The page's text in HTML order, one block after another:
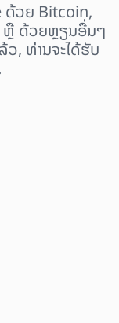
ວຍ Bitcoin,
ຫຼື ດ້ວຍຫຼຽນອື່ນໆ
ວ, ທ່ານຈະໄດ້ຮັບ